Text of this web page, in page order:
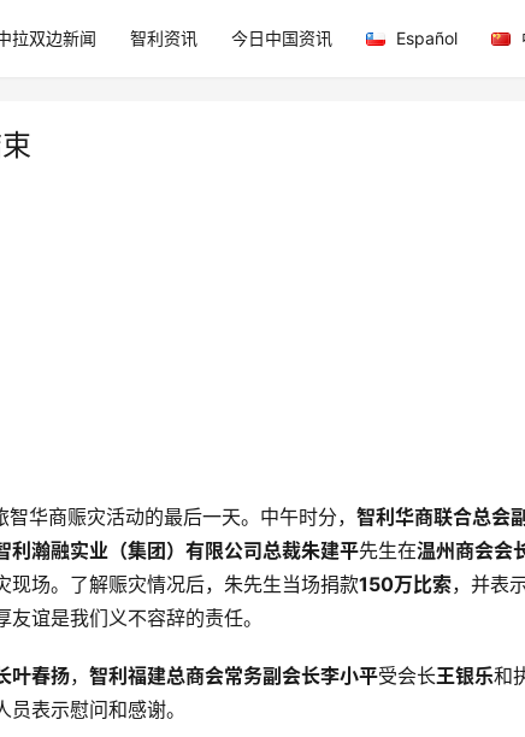
拉双边新闻 智利资讯 今日中国资讯 Español
智华商赈灾活动的最后一天。中午时分， 智利华商联合总会
利瀚融实业（集团）有限公司总裁朱建平先生在温州商会会
现场。了解赈灾情况后，朱先生当场捐款150万比索，并表示
谊是我们义不容辞的责任。
叶春扬， 智利福建总商会常务副会长李小平受会长王银乐和
表示慰问和感谢。